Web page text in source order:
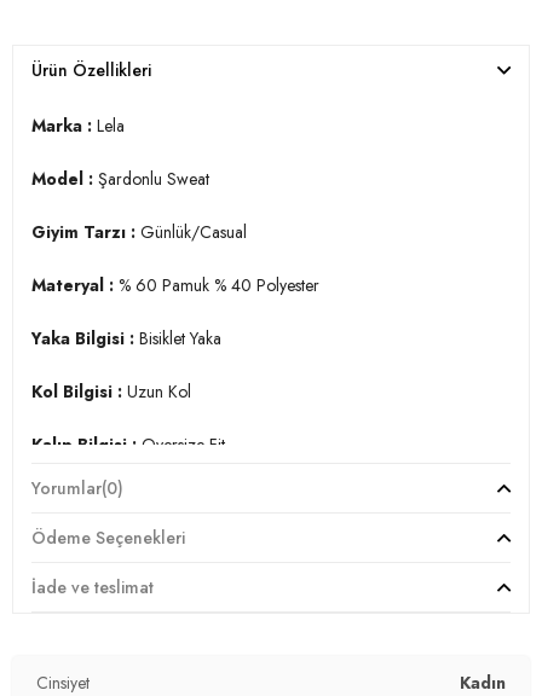
Ürün Özellikleri
Marka : Lela
Model : Şardonlu Sweat
Giyim Tarzı : Günlük/Casual
Materyal : % 60 Pamuk % 40 Polyester
Yaka Bilgisi : Bisiklet Yaka
Kol Bilgisi : Uzun Kol
Kalıp Bilgisi : Oversize Fit
Manken Ölçüsü :
/ Bel : 60 cm / Basen : 90 cm / Beden : S
Üretim Yeri :
Türkiye
Yorumlar(0)
Ödeme Seçenekleri
İade ve teslimat
Cinsiyet Kadın